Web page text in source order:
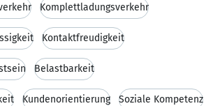
Komplettladungsverkehr
Kontaktfreudigkeit
Belastbarkeit
Kundenorientierung Soziale Kompetenz